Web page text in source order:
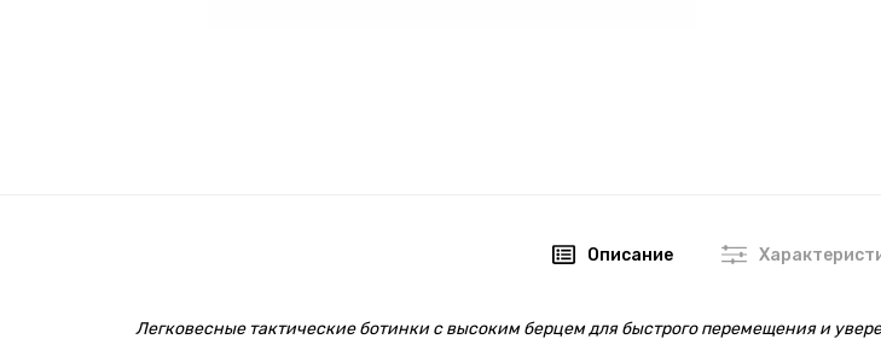
Описание
Легковесные тактические ботинки с высоким берцем для быстрого перемещения и